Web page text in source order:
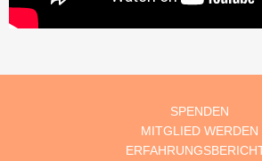
SPENDEN
MITGLIED WERDEN